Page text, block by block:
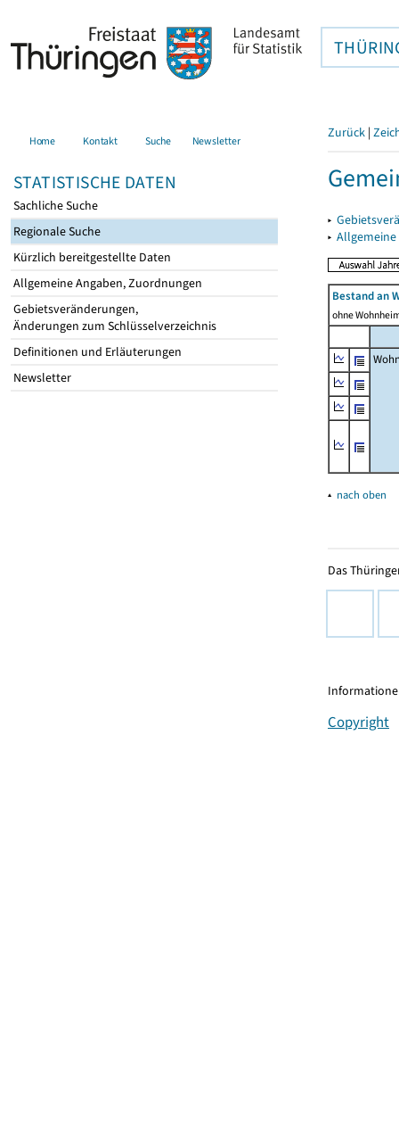
Home Kontakt Suche Newsletter
STATISTISCHE DATEN
Sachliche Suche
Regionale Suche
Kürzlich bereitgestellte Daten
Allgemeine Angaben, Zuordnungen
Gebietsveränderungen,
Änderungen zum Schlüsselverzeichnis
Definitionen und Erläuterungen
Newsletter
Zurück |
▸
▸
Bestand an
ohne
▴ nach oben
Das
Copyright